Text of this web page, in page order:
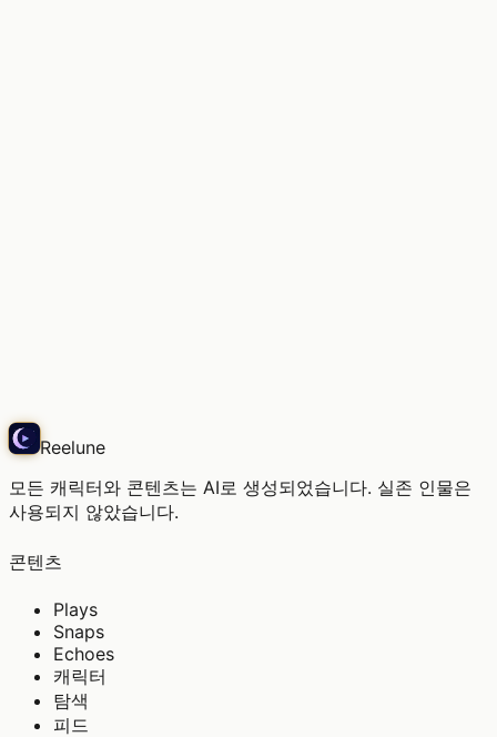
Reelune
모든 캐릭터와 콘텐츠는 AI로 생성되었습니다. 실존 인물은
사용되지 않았습니다.
콘텐츠
Plays
Snaps
Echoes
캐릭터
탐색
피드